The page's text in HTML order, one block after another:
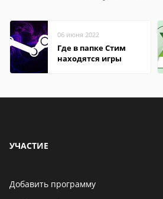
06 июня 2022
Где в папке Стим
находятся игры
УЧАСТИЕ
Добавить программу